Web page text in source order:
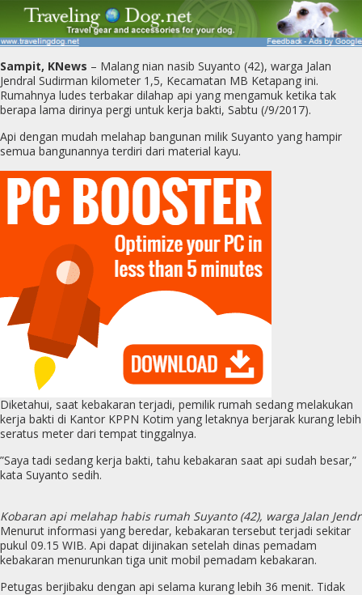
Sampit, KNews – Malang nian nasib Suyanto (42), warga Jalan
Jendral Sudirman kilometer 1,5, Kecamatan MB Ketapang ini.
Rumahnya ludes terbakar dilahap api yang mengamuk ketika tak
berapa lama dirinya pergi untuk kerja bakti, Sabtu (/9/2017).
Api dengan mudah melahap bangunan milik Suyanto yang hampir
semua bangunannya terdiri dari material kayu.
Diketahui, saat kebakaran terjadi, pemilik rumah sedang melakukan
kerja bakti di Kantor KPPN Kotim yang letaknya berjarak kurang lebih
seratus meter dari tempat tinggalnya.
”Saya tadi sedang kerja bakti, tahu kebakaran saat api sudah besar,”
kata Suyanto sedih.
Kobaran api melahap habis rumah Suyanto (42), warga Jalan
Menurut informasi yang beredar, kebakaran tersebut terjadi sekitar
pukul 09.15 WIB. Api dapat dijinakan setelah dinas pemadam
kebakaran menurunkan tiga unit mobil pemadam kebakaran.
Petugas berjibaku dengan api selama kurang lebih 36 menit. Tidak